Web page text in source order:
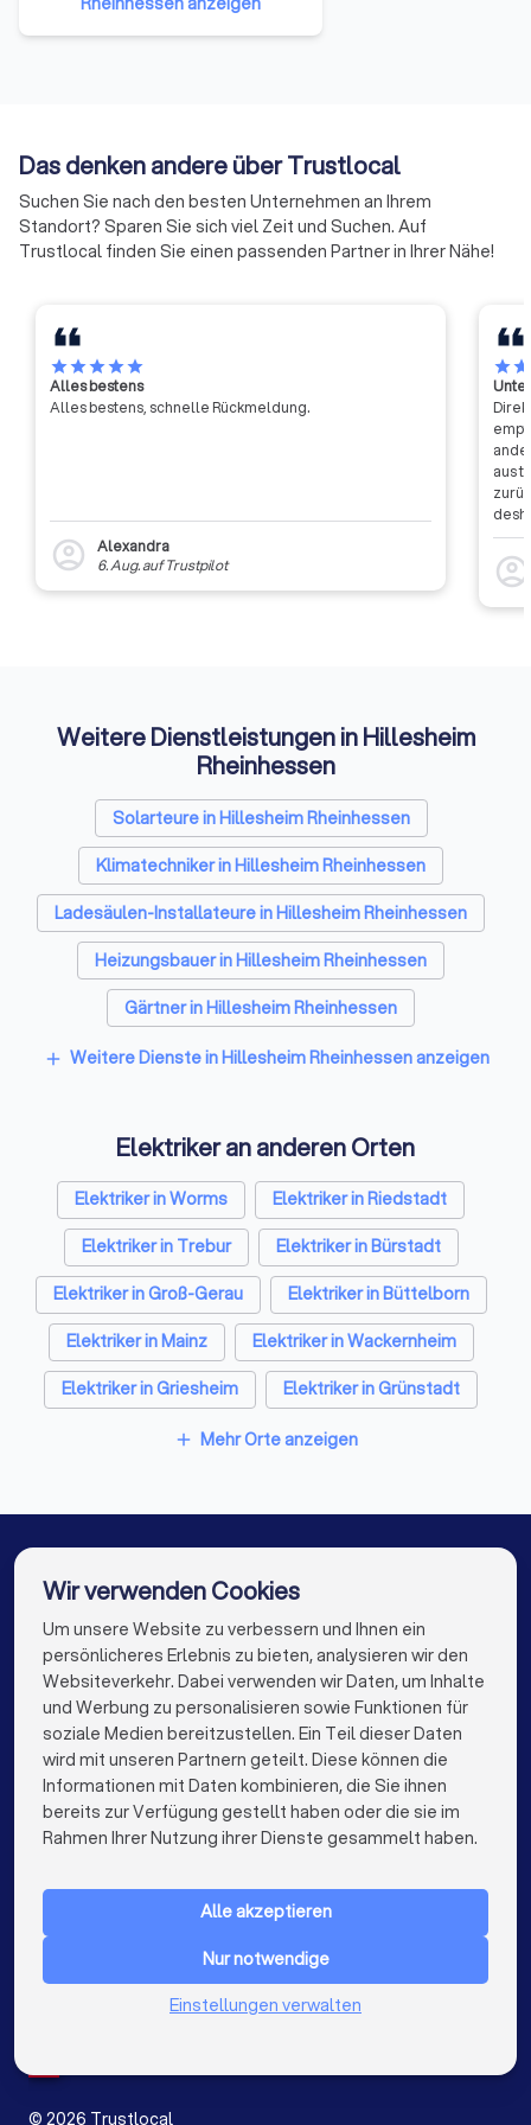
gewerblichen Wirtschaft eine
starke Stimme im Dialog mit den
IHKs in NRW Verantwortung für
die Unternehmen im Land,
bringen Lösungen auf den Weg
und wägen Einzel- und
Standortinteressen
Das denken andere über Trustlocal
Suchen Sie nach den besten Unternehmen an Ihrem
Standort? Sparen Sie sich viel Zeit und Suchen. Auf
Trustlocal finden Sie einen passenden Partner in Ihrer Nähe!
starstarstarstarstar
Alles bestens
Alles bestens, schnelle Rückmeldung.
account_circle
Alexandra
6. Aug.auf Trustpilot
starstar
aus
dass
account_circle
Weitere Dienstleistungen in Hillesheim
Rheinhessen
Solarteure in Hillesheim Rheinhessen
Klimatechniker in Hillesheim Rheinhessen
Ladesäulen-Installateure in Hillesheim Rheinhessen
Heizungsbauer in Hillesheim Rheinhessen
Gärtner in Hillesheim Rheinhessen
Raumausstatter in Hillesheim Rheinhessen
Hausmeisterservices in Hillesheim Rheinhessen
Schreiner in Hillesheim Rheinhessen
Rohrreinigungsbetriebe in Hillesheim Rheinhessen
add Weitere Dienste in Hillesheim Rheinhessen anzeigen
Elektriker an anderen Orten
Elektriker in Worms
Elektriker in Riedstadt
Elektriker in Trebur
Elektriker in Bürstadt
Elektriker in Groß-Gerau
Elektriker in Büttelborn
Elektriker in Mainz
Elektriker in Wackernheim
Elektriker in Griesheim
Elektriker in Grünstadt
Elektriker in Berlin
Elektriker in Hamburg
Elektriker in Stuttgart
Elektriker in Dortmund
Elektriker in Essen
Elektriker in Bremen
Elektriker in Nürnberg
Elektriker in Dresden
Elektriker in Hannover
Elektriker in Leipzig
Elektriker in Duisburg
Elektriker in Bochum
Elektriker in Wuppertal
Elektriker in Münster
Elektriker in der Nähe
add Mehr Orte anzeigen
Die besten Elektriker für Sie
info@trustlocal.de
FÜR PRIVATPERSONEN
Niederlande
© 2026 Trustlocal
Wir verwenden Cookies
Um unsere Website zu verbessern und Ihnen ein
persönlicheres Erlebnis zu bieten, analysieren wir den
Websiteverkehr. Dabei verwenden wir Daten, um Inhalte
und Werbung zu personalisieren sowie Funktionen für
soziale Medien bereitzustellen. Ein Teil dieser Daten
wird mit unseren Partnern geteilt. Diese können die
Informationen mit Daten kombinieren, die Sie ihnen
bereits zur Verfügung gestellt haben oder die sie im
Rahmen Ihrer Nutzung ihrer Dienste gesammelt haben.
Alle akzeptieren
Nur notwendige
Einstellungen verwalten